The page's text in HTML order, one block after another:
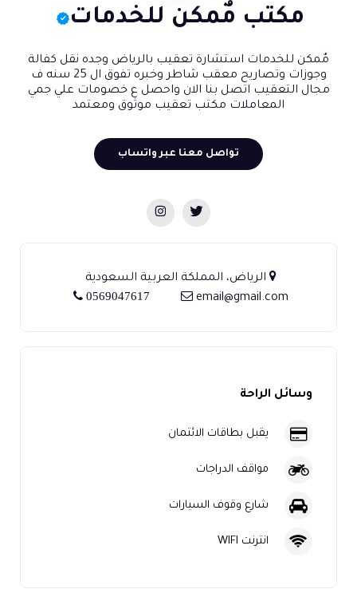
مكتب مٌمكن​ للخدمات
مٌمكن للخدمات استشارة تعقيب بالرياض وجده نقل كفالة
وجوزات وتصاريح معقب شاطر وخبره تفوق ال 25 سنه ف
مجال التعقيب اتصل بنا الان واحصل ع خصومات علي جمي
المعاملات مكتب تعقيب موثوق ومعتمد
تواصل معنا عبر واتساب
الرياض، المملكة العربية السعودية
email@gmail.com
0569047617
وسائل الراحة
يقبل بطاقات الائتمان
مواقف الدراجات
شارع وقوف السيارات
انترنت WIFI